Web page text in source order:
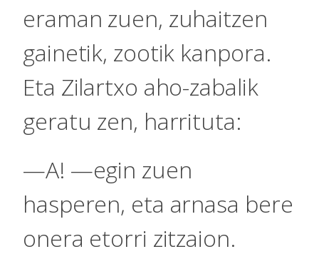
eraman zuen, zuhaitzen
gainetik, zootik kanpora.
Eta Zilartxo aho-zabalik
geratu zen, harrituta:
—A! —egin zuen
hasperen, eta arnasa bere
onera etorri zitzaion.